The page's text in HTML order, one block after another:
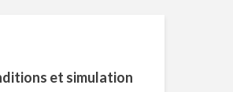
et simulation